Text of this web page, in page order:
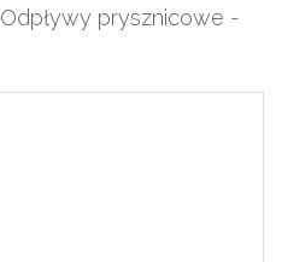
Odpływy prysznicowe -